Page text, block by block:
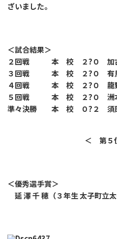
ざいました。
＜試合結果＞
２回戦 本 校 ２?０ 加古
３回戦 本 校 ２?０ 有
４回戦 本 校 ２?０ 龍野
５回戦 本 校 ２?０ 洲
準々決勝 本 校 ０?２ 須磨
＜ 第
＜優秀選手賞＞
延 澤 千 穂（３年生 太子町立太